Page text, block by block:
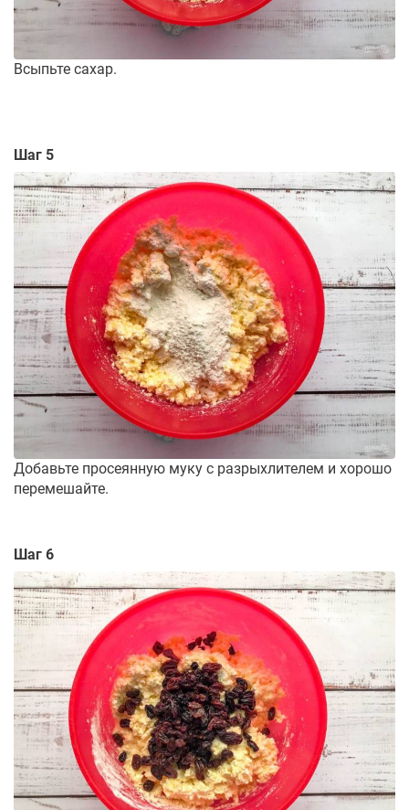
Всыпьте сахар.
Шаг 5
Добавьте просеянную муку с разрыхлителем и хорошо
перемешайте.
Шаг 6